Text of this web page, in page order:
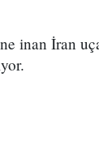
inan İran